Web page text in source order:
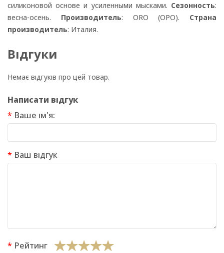
силиконовой основе и усиленными мысками. Сезонность:
весна-осень. Производитель: ORO (ОРО). Страна
производитель: Италия.
Відгуки
Немає відгуків про цей товар.
Написати відгук
Ваше ім'я:
Ваш відгук
Рейтинг